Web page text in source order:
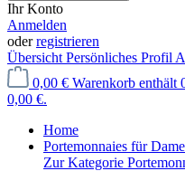
Ihr Konto
Anmelden
oderregistrieren
Übersicht Persönliches Profil
0,00 € Warenkorb enthält
0,00 €.
Home
Portemonnaies für
Zur Kategorie